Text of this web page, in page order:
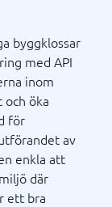
byggklossar
med API
inom
öka
för
av
enkla att
där
ett bra